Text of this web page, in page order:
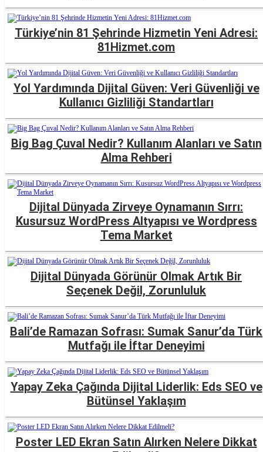
Türkiye’nin 81 Şehrinde Hizmetin Yeni Adresi:
81Hizmet.com
Yol Yardımında Dijital Güven: Veri Güvenliği ve
Kullanıcı Gizliliği Standartları
Big Bag Çuval Nedir? Kullanım Alanları ve Satın
Alma Rehberi
Dijital Dünyada Zirveye Oynamanın Sırrı:
Kusursuz WordPress Altyapısı ve Wordpress
Tema Market
Dijital Dünyada Görünür Olmak Artık Bir
Seçenek Değil, Zorunluluk
Bali’de Ramazan Sofrası: Sumak Sanur’da Türk
Mutfağı ile İftar Deneyimi
Yapay Zeka Çağında Dijital Liderlik: Eds SEO ve
Bütünsel Yaklaşım
Poster LED Ekran Satın Alırken Nelere Dikkat